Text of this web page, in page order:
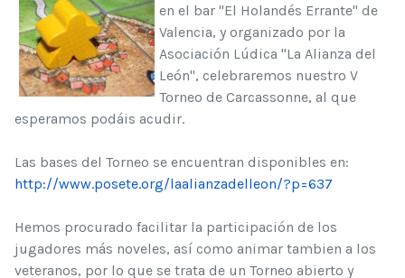
en el bar "El Holandés Errante" de
Valencia, y organizado por la
Asociación Lúdica "La Alianza del
León", celebraremos nuestro V
Torneo de Carcassonne, al que
esperamos podáis acudir.
Las bases del Torneo se encuentran disponibles en:
http://www.posete.org/laalianzadelleon/?p=637
Hemos procurado facilitar la participación de los
jugadores más noveles, así como animar tambien a los
veteranos, por lo que se trata de un Torneo abierto y